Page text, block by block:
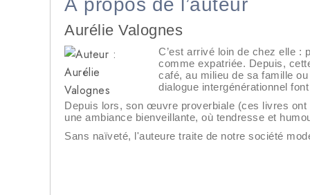
À propos de l’auteur
Aurélie Valognes
C’est arrivé loin de chez elle :
comme expatriée. Depuis,
café, au milieu de sa famille
dialogue intergénérationnel
Depuis lors, son œuvre proverbiale (ces livres
une ambiance bienveillante, où tendresse et
Sans naïveté, l'auteure traite de notre société